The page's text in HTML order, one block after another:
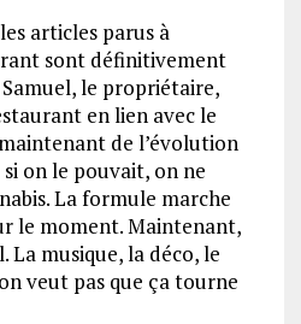
articles parus à
sont définitivement
le propriétaire,
en lien avec le
de l’évolution
on le pouvait, on ne
La formule marche
le moment. Maintenant,
La musique, la déco, le
veut pas que ça tourne